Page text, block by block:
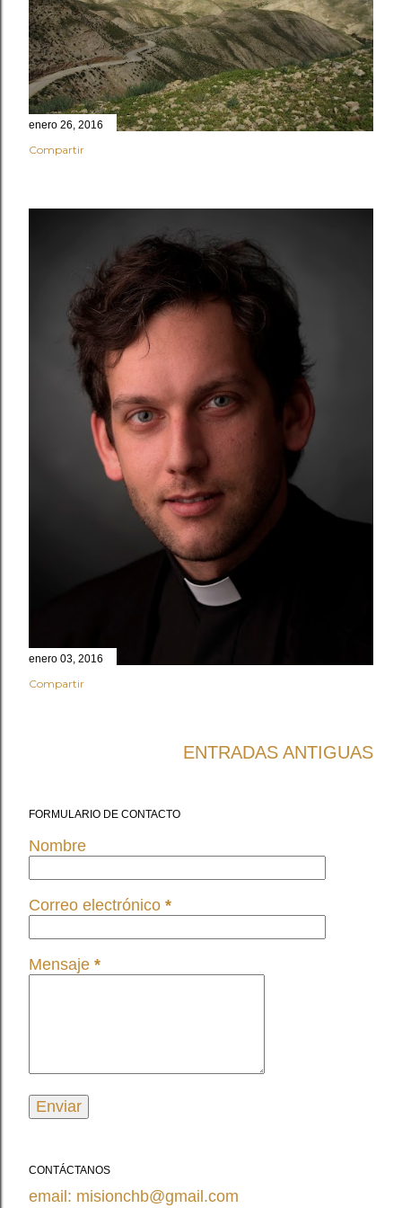
s
enero 26, 2016
Compartir
enero 03, 2016
Compartir
ENTRADAS ANTIGUAS
FORMULARIO DE CONTACTO
Nombre
Correo electrónico *
Mensaje *
CONTÁCTANOS
email: misionchb@gmail.com